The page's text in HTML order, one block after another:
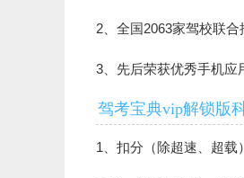
2、全国2063家驾校联
3、先后荣获优秀手机应
驾考宝典vip解锁版
1、扣分（除超速、超载）